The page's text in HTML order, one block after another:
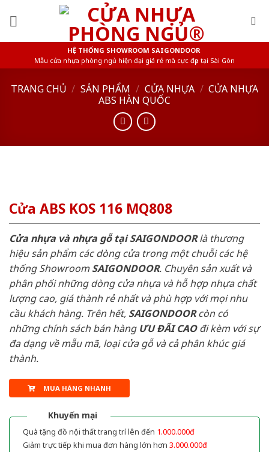
HỆ THỐNG SHOWROOM SAIGONDOOR
Mẫu cửa nhựa phòng ngủ hiện đại giá rẻ mà cực đẹp tại Sài Gòn
TRANG CHỦ / SẢN PHẨM / CỬA NHỰA / CỬA NHỰA
ABS HÀN QUỐC
Cửa ABS KOS 116 MQ808
Cửa nhựa và nhựa gỗ tại SAIGONDOORlà thương
hiệu sản phẩm các dòng cửa trong một chuỗi các hệ
thống ShowroomSAIGONDOOR. Chuyên sản xuất và
phân phối những dòng cửa nhựa và hỗ hợp nhựa chất
lượng cao, giá thành rẻ nhất và phù hợp với mọi nhu
cầu khách hàng. Trên hết, SAIGONDOORcòn có
những chính sách bán hàng ƯU ĐÃI CAOđi kèm với sự
đa dạng về mẫu mã, loại cửa gỗ và cả phân khúc giá
thành.
MUA HÀNG NHANH
Khuyến mại
Quà tặng đồ nội thất trang trí lên đến 1.000.000đ
Giảm trực tiếp khi mua đơn hàng lớn hơn 3.000.000đ